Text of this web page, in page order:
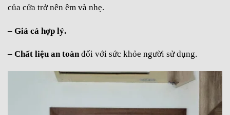
của cửa trở nên êm và nhẹ.
– Giá cả hợp lý.
– Chất liệu an toànđối với sức khỏe người sử dụng.